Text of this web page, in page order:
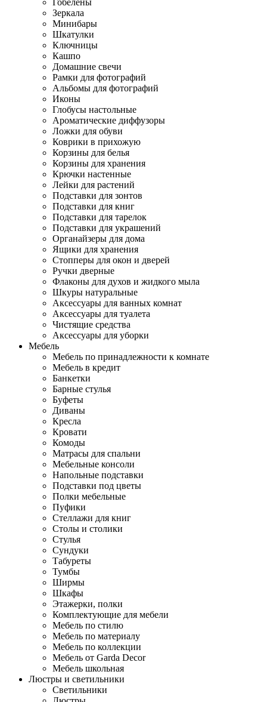
Гобелены
Зеркала
Минибары
Шкатулки
Ключницы
Кашпо
Домашние свечи
Рамки для фотографий
Альбомы для фотографий
Иконы
Глобусы настольные
Ароматические диффузоры
Ложки для обуви
Коврики в прихожую
Корзины для белья
Корзины для хранения
Крючки настенные
Лейки для растений
Подставки для зонтов
Подставки для книг
Подставки для тарелок
Подставки для украшений
Органайзеры для дома
Ящики для хранения
Стопперы для окон и дверей
Ручки дверные
Флаконы для духов и жидкого мыла
Шкуры натуральные
Аксессуары для ванных комнат
Аксессуары для туалета
Чистящие средства
Аксессуары для уборки
Мебель
Мебель по принадлежности к комнате
Мебель в кредит
Банкетки
Барные стулья
Буфеты
Диваны
Кресла
Кровати
Комоды
Матрасы для спальни
Мебельные консоли
Напольные подставки
Подставки под цветы
Полки мебельные
Пуфики
Стеллажи для книг
Столы и столики
Стулья
Сундуки
Табуреты
Тумбы
Ширмы
Шкафы
Этажерки, полки
Комплектующие для мебели
Мебель по стилю
Мебель по материалу
Мебель по коллекции
Мебель от Garda Decor
Мебель школьная
Люстры и светильники
Светильники